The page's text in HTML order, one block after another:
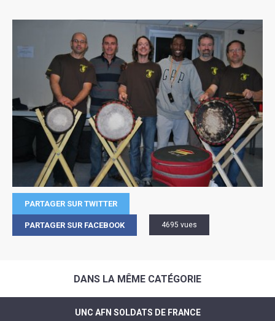
PARTAGER SUR TWITTER
PARTAGER SUR FACEBOOK 4695 vues
DANS LA MÊME CATÉGORIE
UNC AFN SOLDATS DE FRANCE